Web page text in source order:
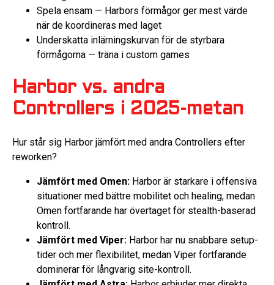
Spela ensam — Harbors förmågor ger mest värde
när de koordineras med laget
Underskatta inlärningskurvan för de styrbara
förmågorna — träna i custom games
Harbor vs. andra
Controllers i 2025-metan
Hur står sig Harbor jämfört med andra Controllers efter
reworken?
Jämfört med Omen: Harbor är starkare i offensiva
situationer med bättre mobilitet och healing, medan
Omen fortfarande har övertaget för stealth-baserad
kontroll.
Jämfört med Viper: Harbor har nu snabbare setup-
tider och mer flexibilitet, medan Viper fortfarande
dominerar för långvarig site-kontroll.